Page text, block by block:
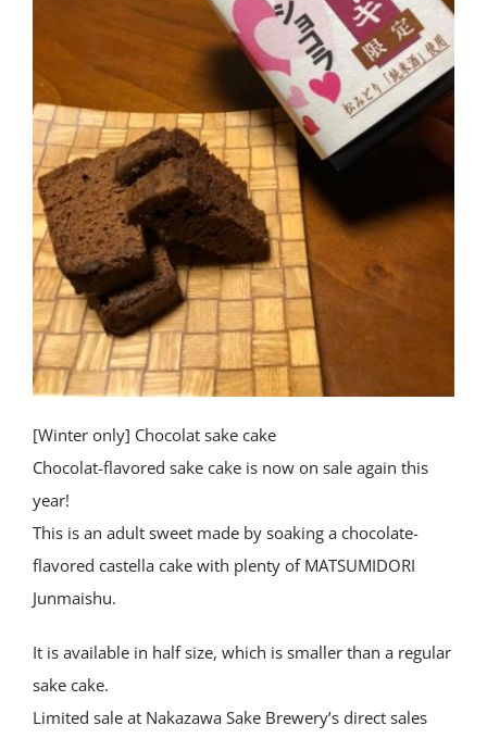
[Winter only] Chocolat sake cake
Chocolat-flavored sake cake is now on sale again this
year!
This is an adult sweet made by soaking a chocolate-
flavored castella cake with plenty of MATSUMIDORI
Junmaishu.
It is available in half size, which is smaller than a regular
sake cake.
Limited sale at Nakazawa Sake Brewery’s direct sales